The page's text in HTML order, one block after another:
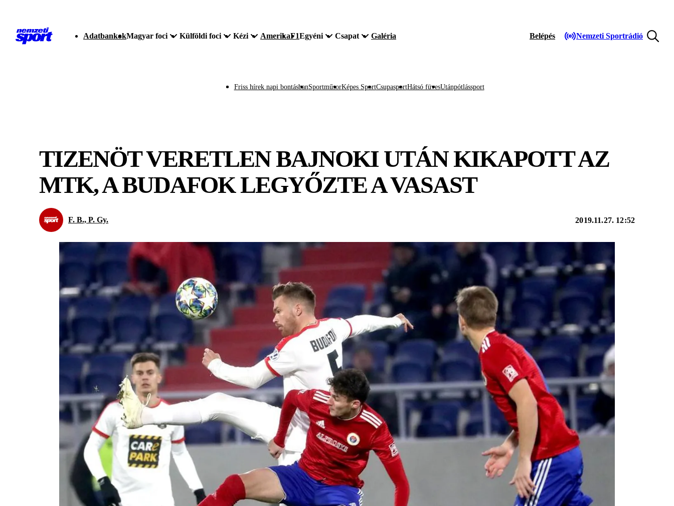
AdatbankokMagyar foci Külföldi foci Kézi AmerikaF1Egyéni Csapat Galéria Belépés Nemzeti Sportrádió
Friss hírek napi bontásbanSportműsorKépes SportCsupasportHátsó füvesUtánpótlássport
TIZENÖT VERETLEN BAJNOKI UTÁN KIKAPOTT AZ
MTK, A BUDAFOK LEGYŐZTE A VASAST
F. B., P. Gy. 2019.11.27. 12:52